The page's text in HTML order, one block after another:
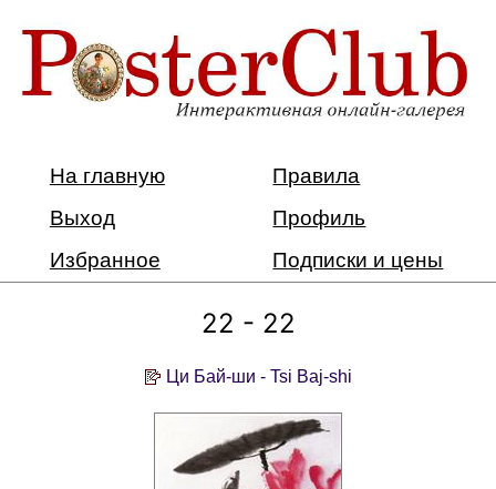
На главную
Правила
Выход
Профиль
Избранное
Подписки и цены
22 - 22
Ци Бай-ши - Tsi Baj-shi